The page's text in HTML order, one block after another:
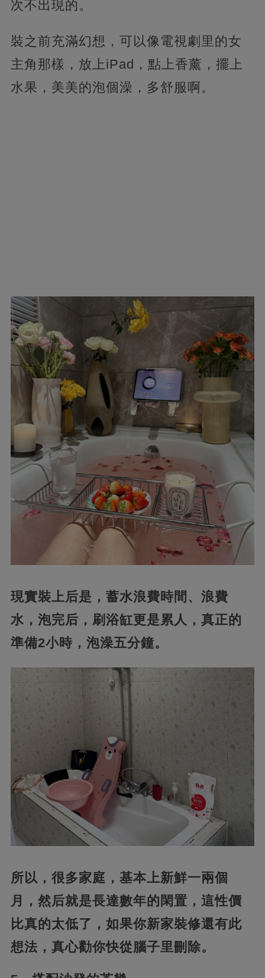
次不出現的。
裝之前充滿幻想，可以像電視劇里的女
主角那樣，放上iPad，點上香薰，擺上
水果，美美的泡個澡，多舒服啊。
現實裝上后是，蓄水浪費時間、浪費
水，泡完后，刷浴缸更是累人，真正的
準備2小時，泡澡五分鐘。
所以，很多家庭，基本上新鮮一兩個
月，然后就是長達數年的閑置，這性價
比真的太低了，如果你新家裝修還有此
想法，真心勸你快從腦子里刪除。